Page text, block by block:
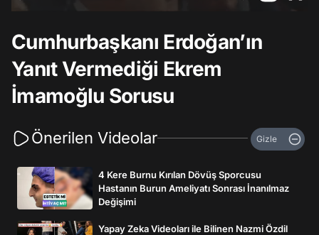
Cumhurbaşkanı Erdoğan’ın
Yanıt Vermediği Ekrem
İmamoğlu Sorusu
Önerilen Videolar Gizle
4 Kere Burnu Kırılan Dövüş Sporcusu
Hastanın Burun Ameliyatı Sonrası İnanılmaz
Değişimi
Yapay Zeka Videoları ile Bilinen Nazmi Özdil